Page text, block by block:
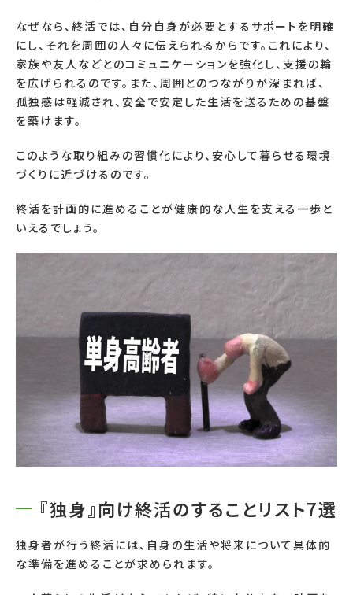
なぜなら、終活では、自分自身が必要とするサポートを明確
にし、それを周囲の人々に伝えられるからです。これにより、
家族や友人などとのコミュニケーションを強化し、支援の輪
を広げられるのです。また、周囲とのつながりが深まれば、
孤独感は軽減され、安全で安定した生活を送るための基盤
を築けます。
このような取り組みの習慣化により、安心して暮らせる環境
づくりに近づけるのです。
終活を計画的に進めることが健康的な人生を支える一歩と
いえるでしょう。
『独身』向け終活のすることリスト7選
独身者が行う終活には、自身の生活や将来について具体的
な準備を進めることが求められます。